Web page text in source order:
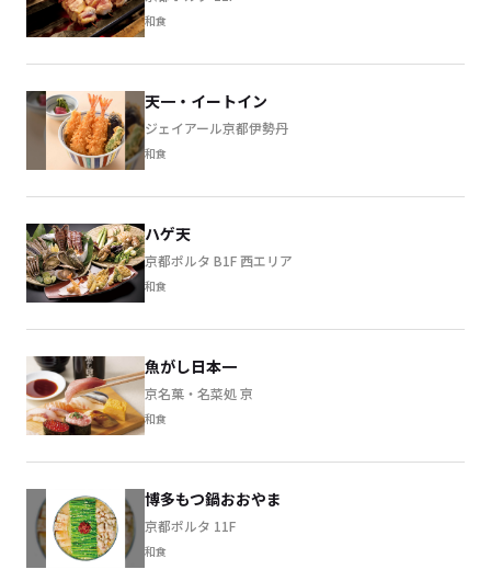
和食
天一・イートイン
ジェイアール京都伊勢丹
和食
ハゲ天
京都ポルタ B1F 西エリア
和食
魚がし日本一
京名菓・名菜処 亰
和食
博多もつ鍋おおやま
京都ポルタ 11F
和食